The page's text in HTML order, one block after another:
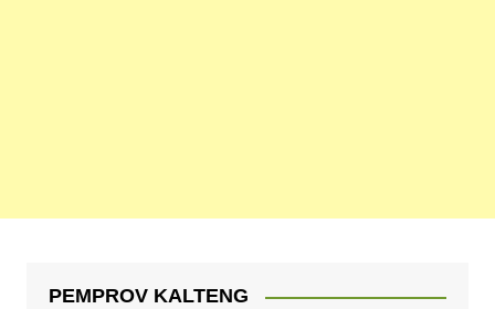
PEMPROV KALTENG